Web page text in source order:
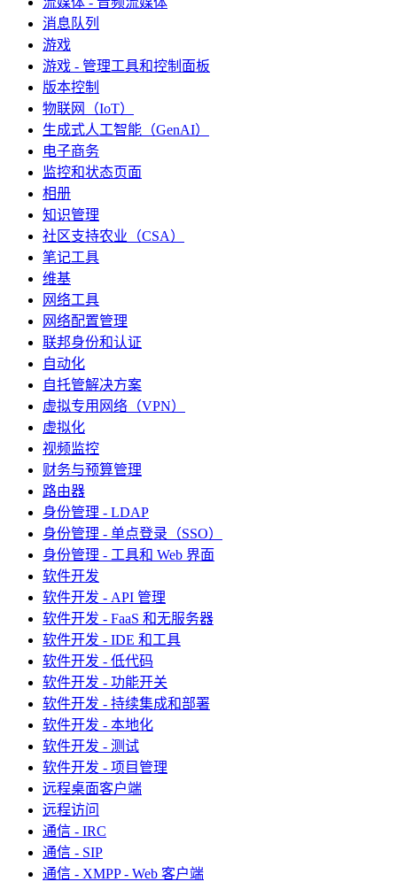
消息队列
游戏
游戏 - 管理工具和控制面板
版本控制
物联网（IoT）
生成式人工智能（GenAI）
电子商务
监控和状态页面
相册
知识管理
社区支持农业（CSA）
笔记工具
维基
网络工具
网络配置管理
联邦身份和认证
自动化
自托管解决方案
虚拟专用网络（VPN）
虚拟化
视频监控
财务与预算管理
路由器
身份管理 - LDAP
身份管理 - 单点登录（SSO）
身份管理 - 工具和 Web 界面
软件开发
软件开发 - API 管理
软件开发 - FaaS 和无服务器
软件开发 - IDE 和工具
软件开发 - 低代码
软件开发 - 功能开关
软件开发 - 持续集成和部署
软件开发 - 本地化
软件开发 - 测试
软件开发 - 项目管理
远程桌面客户端
远程访问
通信 - IRC
通信 - SIP
通信 - XMPP - Web 客户端